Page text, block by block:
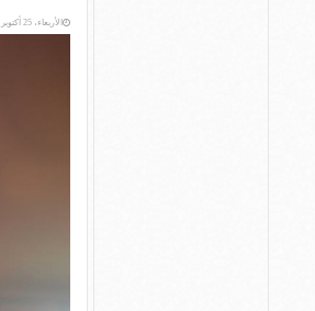
الأربعاء، 25 أكتوبر 2017 06:13 م